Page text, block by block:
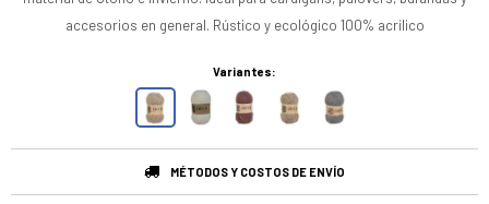
accesorios en general. Rústico y ecológico 100% acrilico
Variantes:
MÉTODOS Y COSTOS DE ENVÍO